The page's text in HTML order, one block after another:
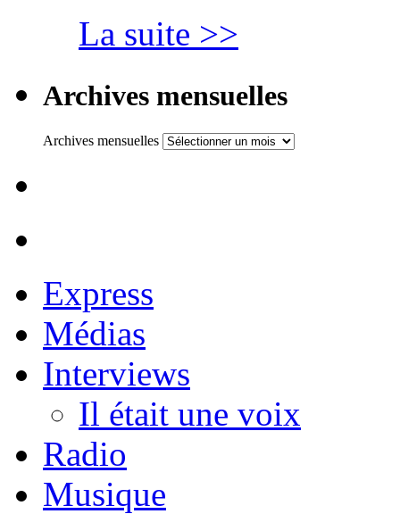
La suite >>
Archives mensuelles
Archives mensuelles
Express
Médias
Interviews
Il était une voix
Radio
Musique